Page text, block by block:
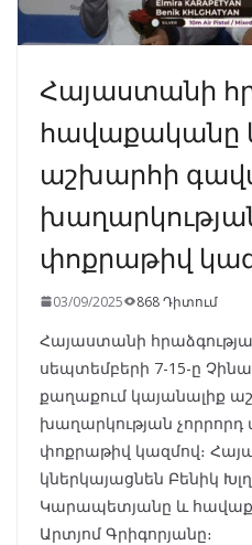
Հայաստանի
հավաքականը
աշխարհի
փոքրաթիվ
03/09/2025 868 Դիտում
Հայաստանի
սեպտեմբերի 7-15-ը
քաղաքում կայանալիք
խաղարկության չորրորդ
փոքրաթիվ կազմով։
կներկայացնեն Բենիկ
Կարապետյանը և
Արտյոմ Գրիգորյանը։